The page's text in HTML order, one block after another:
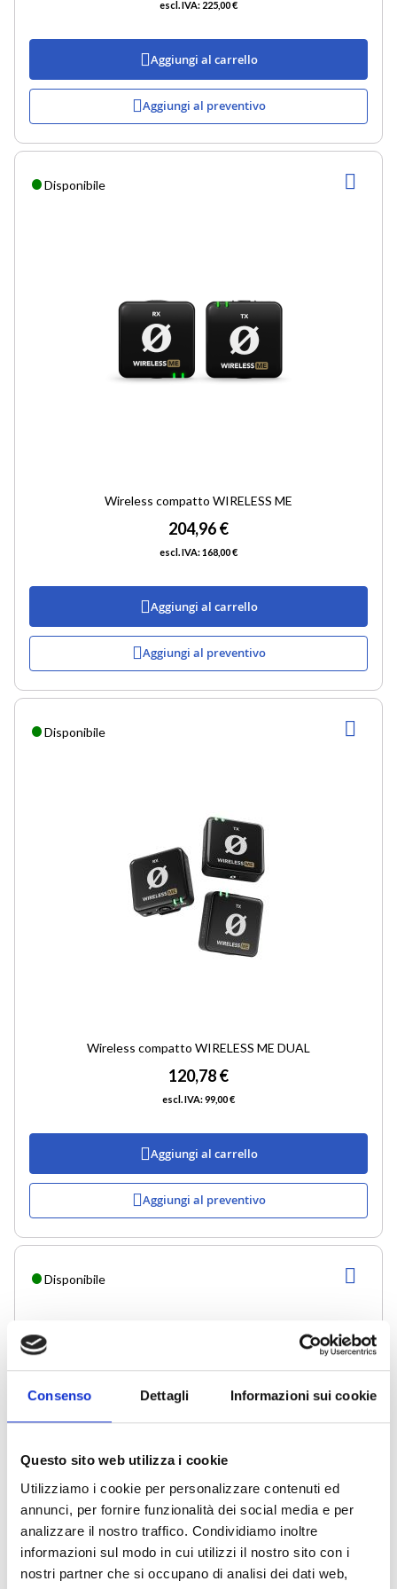
Consenso Dettagli Informazioni sui cookie
Questo sito web utilizza i cookie
Utilizziamo i cookie per personalizzare contenuti ed
annunci, per fornire funzionalità dei social media e per
analizzare il nostro traffico. Condividiamo inoltre
informazioni sul modo in cui utilizzi il nostro sito con i
nostri partner che si occupano di analisi dei dati web,
225,00 €
Aggiungi al carrello
Aggiungi al preventivo
Disponibile
Wireless compatto WIRELESS ME
204,96 €
168,00 €
Aggiungi al carrello
Aggiungi al preventivo
Disponibile
Wireless compatto WIRELESS ME DUAL
120,78 €
99,00 €
Aggiungi al carrello
Aggiungi al preventivo
Disponibile